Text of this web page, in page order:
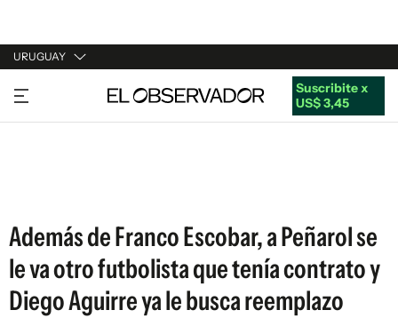
URUGUAY
URUGUAY
ARGENTINA
Suscribite x
US$ 3,45
Además de Franco Escobar, a Peñarol se
le va otro futbolista que tenía contrato y
Diego Aguirre ya le busca reemplazo